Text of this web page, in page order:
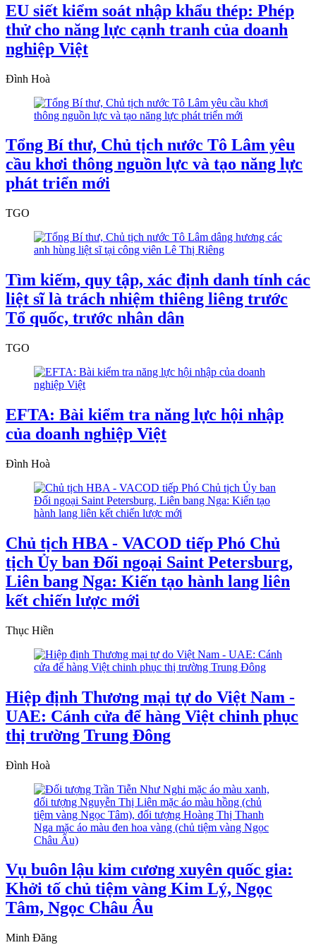
EU siết kiểm soát nhập khẩu thép: Phép
thử cho năng lực cạnh tranh của doanh
nghiệp Việt
Đình Hoà
Tổng Bí thư, Chủ tịch nước Tô Lâm yêu
cầu khơi thông nguồn lực và tạo năng lực
phát triển mới
TGO
Tìm kiếm, quy tập, xác định danh tính các
liệt sĩ là trách nhiệm thiêng liêng trước
Tổ quốc, trước nhân dân
TGO
EFTA: Bài kiểm tra năng lực hội nhập
của doanh nghiệp Việt
Đình Hoà
Chủ tịch HBA - VACOD tiếp Phó Chủ
tịch Ủy ban Đối ngoại Saint Petersburg,
Liên bang Nga: Kiến tạo hành lang liên
kết chiến lược mới
Thục Hiền
Hiệp định Thương mại tự do Việt Nam -
UAE: Cánh cửa để hàng Việt chinh phục
thị trường Trung Đông
Đình Hoà
Vụ buôn lậu kim cương xuyên quốc gia:
Khởi tố chủ tiệm vàng Kim Lý, Ngọc
Tâm, Ngọc Châu Âu
Minh Đăng